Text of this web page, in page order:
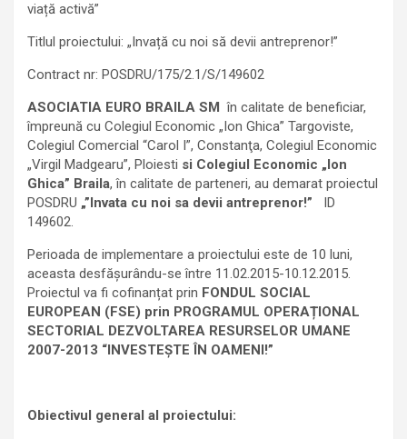
viață activă”
Titlul proiectului: „Invață cu noi să devii antreprenor!”
Contract nr: POSDRU/175/2.1/S/149602
ASOCIATIA EURO BRAILA SM în calitate de beneficiar,
împreună cu Colegiul Economic „Ion Ghica” Targoviste,
Colegiul Comercial “Carol I”, Constanţa, Colegiul Economic
„Virgil Madgearu”, Ploiesti si Colegiul Economic „Ion
Ghica” Braila, în calitate de parteneri, au demarat proiectul
POSDRU „”Invata cu noi sa devii antreprenor!”
ID
149602.
Perioada de implementare a proiectului este de 10 luni,
aceasta desfășurându-se între 11.02.2015-10.12.2015.
Proiectul va fi cofinanțat prin FONDUL SOCIAL
EUROPEAN (FSE) prin PROGRAMUL OPERAȚIONAL
SECTORIAL DEZVOLTAREA RESURSELOR UMANE
2007-2013 “INVESTEȘTE ÎN OAMENI!”
Obiectivul general al proiectului: